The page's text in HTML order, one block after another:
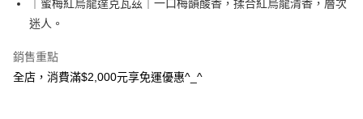
運送方式
全家取貨付款
每筆NT$65，滿NT$2,000(含以上)免運費
｜蜜梅紅烏龍達克瓦茲｜一口梅韻酸香，揉合紅烏龍清香，層次
迷人。
銷售重點
全店，消費滿$2,000元享免運優惠^_^